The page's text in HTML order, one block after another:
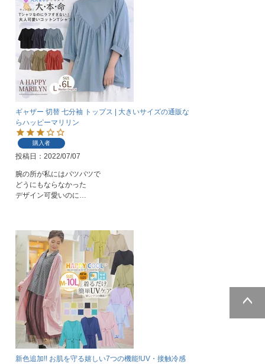
ギャザー 切替 七分袖 トップス | 大きいサイズの通販な
らハッピーマリリン
購入者
投稿日 2022/07/07
腕の所が私にはパツパツで
どうにもならなかった
デザイン可愛いのに…
新色追加!! お肌を守る嬉しい7つの機能!UV・接触冷感
ページトッ